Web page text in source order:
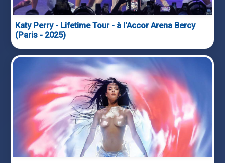
Katy Perry - Lifetime Tour - à l'Accor Arena Bercy
(Paris - 2025)